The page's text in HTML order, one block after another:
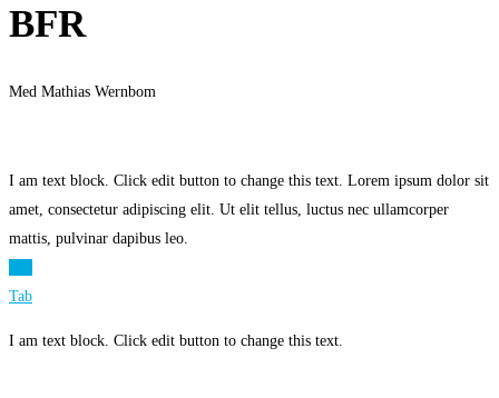
BFR
Med Mathias Wernbom
I am text block. Click edit button to change this text. Lorem ipsum dolor sit
amet, consectetur adipiscing elit. Ut elit tellus, luctus nec ullamcorper
mattis, pulvinar dapibus leo.
Tab
I am text block. Click edit button to change this text.